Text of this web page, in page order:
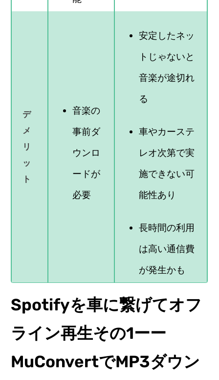
デ
メ
リ
ッ
ト
音楽の
事前ダ
ウンロ
ードが
必要
安定したネッ
トじゃないと
音楽が途切れ
る
車やカーステ
レオ次第で実
施できない可
能性あり
長時間の利用
は高い通信費
が発生かも
Spotifyを車に繋げてオフ
ライン再生その1ーー
MuConvertでMP3ダウン